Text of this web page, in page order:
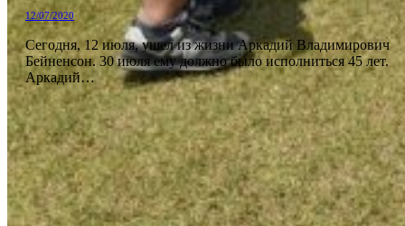
12/07/2020
Сегодня, 12 июля, ушел из жизни Аркадий Владимирович
Бейненсон. 30 июля ему должно было исполниться 45 лет.
Аркадий…